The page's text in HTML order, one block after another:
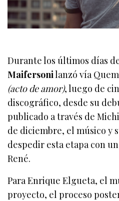
Durante los últimos días
Maifersonilanzó vía
(acto de amor), luego de
discográfico, desde su
publicado a través de
de diciembre, el músico y
despedir esta etapa con
René.
Para Enrique Elgueta, el
proyecto, el proceso